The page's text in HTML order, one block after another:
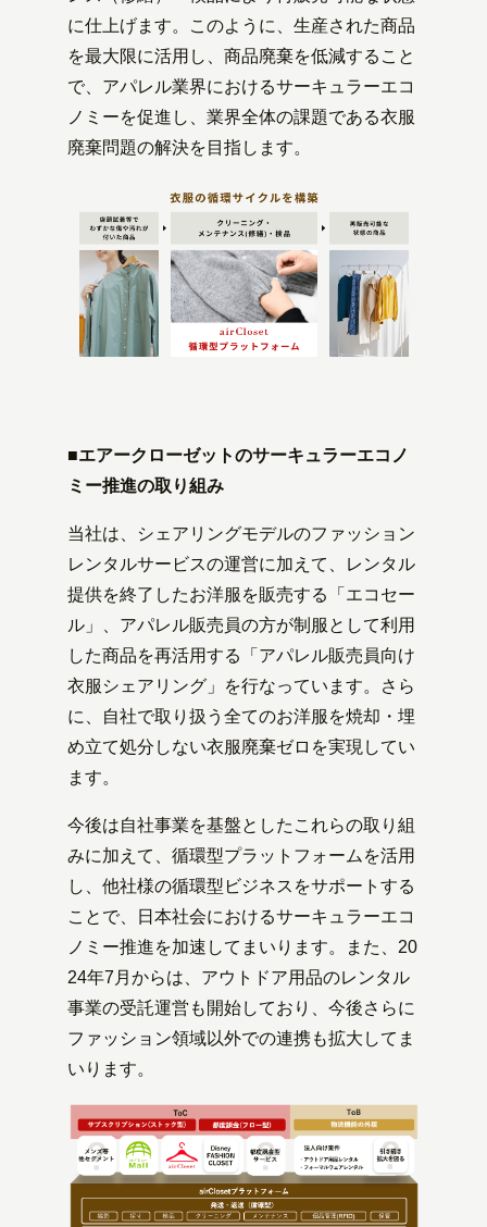
に仕上げます。このように、生産された商品
を最大限に活用し、商品廃棄を低減すること
で、アパレル業界におけるサーキュラーエコ
ノミーを促進し、業界全体の課題である衣服
廃棄問題の解決を目指します。
■エアークローゼットのサーキュラーエコノ
ミー推進の取り組み
当社は、シェアリングモデルのファッション
レンタルサービスの運営に加えて、レンタル
提供を終了したお洋服を販売する「エコセー
ル」、アパレル販売員の方が制服として利用
した商品を再活用する「アパレル販売員向け
衣服シェアリング」を行なっています。さら
に、自社で取り扱う全てのお洋服を焼却・埋
め立て処分しない衣服廃棄ゼロを実現してい
ます。
今後は自社事業を基盤としたこれらの取り組
みに加えて、循環型プラットフォームを活用
し、他社様の循環型ビジネスをサポートする
ことで、日本社会におけるサーキュラーエコ
ノミー推進を加速してまいります。また、20
24年7月からは、アウトドア用品のレンタル
事業の受託運営も開始しており、今後さらに
ファッション領域以外での連携も拡大してま
いります。